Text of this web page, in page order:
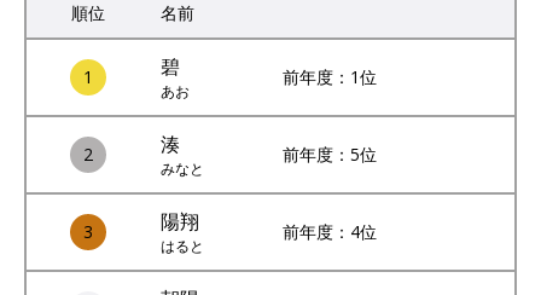
順位 名前
1 碧
あお
前年度：1位
2 湊
みなと
前年度：5位
3 陽翔
はると
前年度：4位